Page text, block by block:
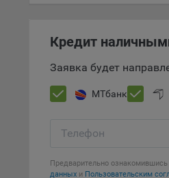
Кредит
Заявка будет
МТбанк
Телефон
Предварительно ознакомившись
данных и Пользовательским